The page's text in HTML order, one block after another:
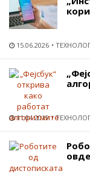
15.06.2026
11.04.2019
овде